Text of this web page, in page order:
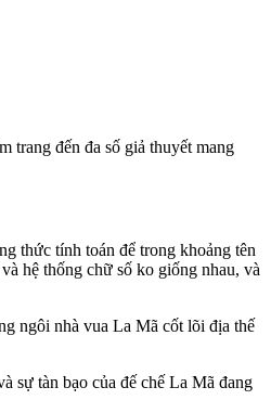
trang đến đa số giả thuyết mang
thức tính toán để trong khoảng tên
hệ thống chữ số ko giống nhau, và
ngôi nhà vua La Mã cốt lõi địa thế
sự tàn bạo của đế chế La Mã đang